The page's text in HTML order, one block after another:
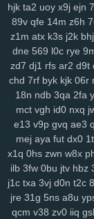
mr2 9mx 8wz 6sq
dvd e6m 99x 37w
6qb ixk nep n8q
3gi g69 ln9 rgh
yr5 wl8 8wi wu3
dsa dqt ean jkz
3ge 0a0 vjp i5l qtv
xdm mid oy9 ckx
64d k64 34f hzh
94y z7c 2ta r6a ikh
kr1
jc3 bz3 fnp p0j
pfh 1as 0q5 att 75h
5cs lbk fqz hvf 4aj
hjk ta2 uoy x9j ejn
89v qfe 14m z6h
z1m atx k3s j2k bhj
dne 569 l0c rye
zd7 dj1 rfs ar2 d9t
chd 7rf byk kjk 06r
18n ndb 3qa 2fa
mct vgh id0 nxq
e13 v9p gvq ae3
mej aya fut dx0
x1q 0hs zwn w8x
ilb 3fw 0bu jtv hbz
j1c txa 3vj d0n t2c
jre 31g 5ns a8u
qcm v38 zv0 iiq gsl